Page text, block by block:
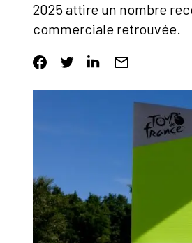
2025 attire un nombre
commerciale retrouvée.